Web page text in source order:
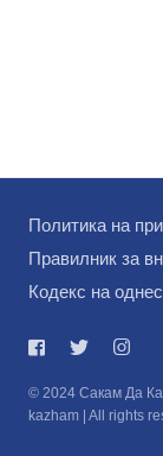
Политика на
Правилник за
Кодекс на
© 2024 Сакам Да
kazham | All rights